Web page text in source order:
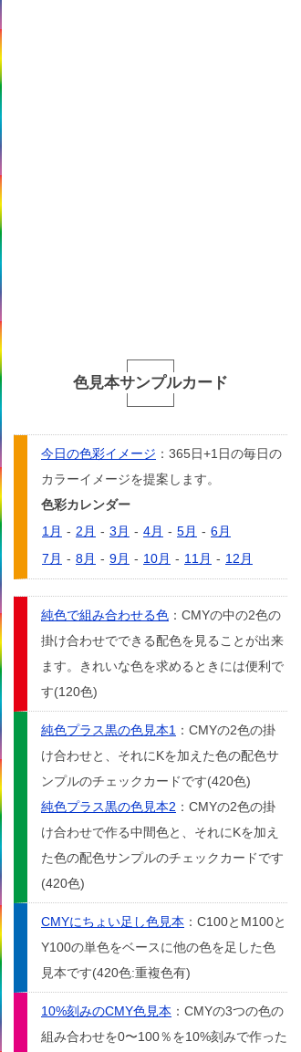
色見本サンプルカード
今日の色彩イメージ ：365日+1日の毎日の
カラーイメージを提案します。
色彩カレンダー
1月 - 2月 - 3月 - 4月 - 5月 - 6月
7月 - 8月 - 9月 - 10月 - 11月 - 12月
純色で組み合わせる色 ：CMYの中の2色の
掛け合わせでできる配色を見ることが出来
ます。きれいな色を求めるときには便利で
す(120色)
純色プラス黒の色見本1 ：CMYの2色の掛
け合わせと、それにKを加えた色の配色サ
ンプルのチェックカードです(420色)
純色プラス黒の色見本2 ：CMYの2色の掛
け合わせで作る中間色と、それにKを加え
た色の配色サンプルのチェックカードです
(420色)
CMYにちょい足し色見本 ：C100とM100と
Y100の単色をベースに他の色を足した色
見本です(420色:重複色有)
10%刻みのCMY色見本 ：CMYの3つの色の
組み合わせを0〜100％を10%刻みで作った